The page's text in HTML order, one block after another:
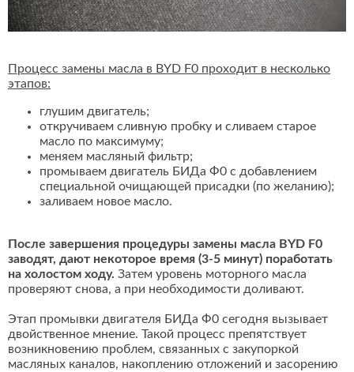
Процесс замены масла в BYD F0 проходит в несколько
этапов:
глушим двигатель;
откручиваем сливную пробку и сливаем старое
масло по максимуму;
меняем масляный фильтр;
промываем двигатель БИДа Ф0 с добавлением
специальной очищающей присадки (по желанию);
заливаем новое масло.
После завершения процедуры замены масла BYD F0
заводят, дают некоторое время (3-5 минут) поработать
на холостом ходу. Затем уровень моторного масла
проверяют снова, а при необходимости доливают.
Этап промывки двигателя БИДа Ф0 сегодня вызывает
двойственное мнение. Такой процесс препятствует
возникновению проблем, связанных с закупоркой
масляных каналов, накоплению отложений и засорению